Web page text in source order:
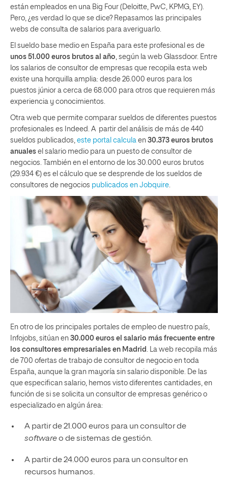
están empleados en una Big Four (Deloitte, PwC, KPMG, EY).
Pero, ¿es verdad lo que se dice? Repasamos las principales
webs de consulta de salarios para averiguarlo.
El sueldo base medio en España para este profesional es de
unos 51.000 euros brutos al año, según la web Glassdoor. Entre
los salarios de consultor de empresas que recopila esta web
existe una horquilla amplia: desde 26.000 euros para los
puestos júnior a cerca de 68.000 para otros que requieren más
experiencia y conocimientos.
Otra web que permite comparar sueldos de diferentes puestos
profesionales es Indeed. A partir del análisis de más de 440
sueldos publicados, este portal calcula en 30.373 euros brutos
anuales el salario medio para un puesto de consultor de
negocios. También en el entorno de los 30.000 euros brutos
(29.934 €) es el cálculo que se desprende de los sueldos de
consultores de negocios publicados en Jobquire.
En otro de los principales portales de empleo de nuestro país,
Infojobs, sitúan en 30.000 euros el salario más frecuente entre
los consultores empresariales en Madrid
. La web recopila más
de 700 ofertas de trabajo de consultor de negocio en toda
España, aunque la gran mayoría sin salario disponible. De las
que especifican salario, hemos visto diferentes cantidades, en
función de si se solicita un consultor de empresas genérico o
especializado en algún área:
A partir de 21.000 euros para un consultor de
softwareo de sistemas de gestión.
A partir de 24.000 euros para un consultor en
recursos humanos.